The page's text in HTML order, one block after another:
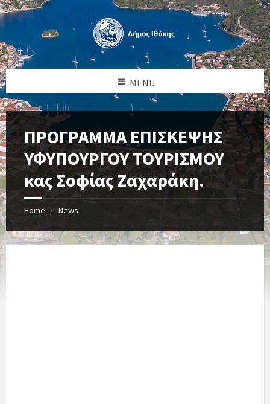
MENU
ΠΡΟΓΡΑΜΜΑ ΕΠΙΣΚΕΨΗΣ
ΥΦΥΠΟΥΡΓΟΥ ΤΟΥΡΙΣΜΟΥ
κας Σοφίας Ζαχαράκη.
Home News